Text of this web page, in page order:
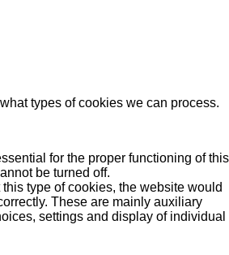
types of cookies we can process.
for the proper functioning of this
be turned off.
this type of cookies, the website would
These are mainly auxiliary
settings and display of individual